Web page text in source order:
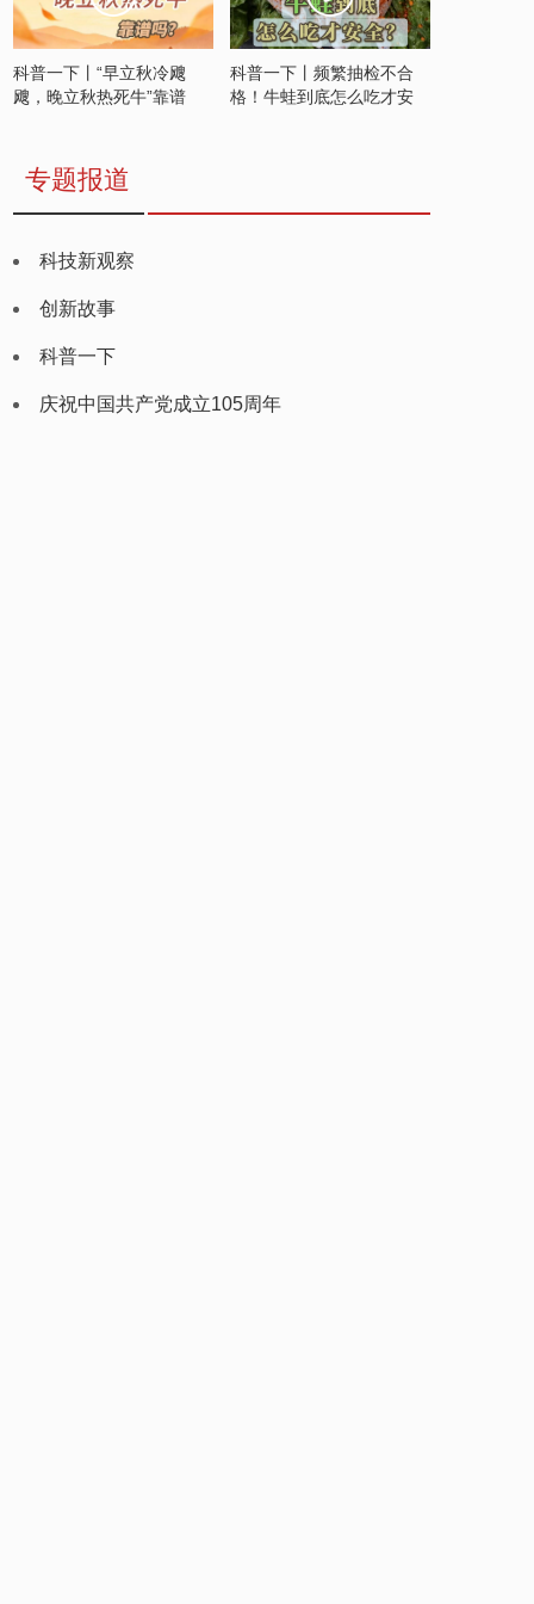
科普一下丨“早立秋冷飕
飕，晚立秋热死牛”靠谱
科普一下丨频繁抽检不合
格！牛蛙到底怎么吃才安
专题报道
科技新观察
创新故事
科普一下
庆祝中国共产党成立105周年